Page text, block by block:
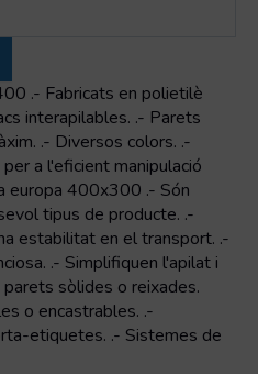
.- Fabricats en polietilè
interapilables. .- Parets
.- Diversos colors. .-
a l'eficient manipulació
europa 400x300 .- Són
tipus de producte. .-
estabilitat en el transport. .-
.- Simplifiquen l'apilat i
sòlides o reixades.
o encastrables. .-
etiquetes. .- Sistemes de